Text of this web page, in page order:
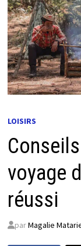
LOISIRS
voyage
réussi
parMagalie